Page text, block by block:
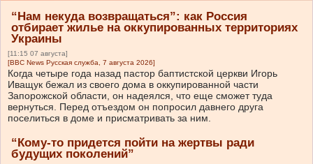
“Нам некуда возвращаться”: как Россия
отбирает жилье на оккупированных территориях
Украины
[11:15 07 августа]
[BBC News Русская служба, 7 августа 2026]
Когда четыре года назад пастор баптистской церкви Игорь
Иващук бежал из своего дома в оккупированной части
Запорожской области, он надеялся, что еще сможет туда
вернуться. Перед отъездом он попросил давнего друга
поселиться в доме и присматривать за ним.
“Кому-то придется пойти на жертвы ради
будущих поколений”